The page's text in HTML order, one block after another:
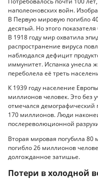
наполеоновских войн.
В Первую мировую погибло
десятый. Но этого
В 1918 году мир охватила
распространение вируса
наблюдался дефицит
иммунитет. Испанка унесла
переболела её треть
К 1939 году население
миллионов человек. Это без
отмечался
170 миллионов. Люди
послереволюционной
Вторая мировая погубила
погибло 26 миллионов
долгожданное затишье.
Потери в холодной